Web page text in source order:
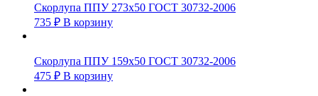
Скорлупа ППУ 273х50 ГОСТ 30732-2006
735 ₽ В корзину
Скорлупа ППУ 159х50 ГОСТ 30732-2006
475 ₽ В корзину